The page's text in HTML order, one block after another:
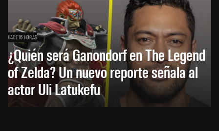
HACE 16 HORAS
¿Quién será Ganondorf en The Legend
of Zelda? Un nuevo reporte señala al
actor Uli Latukefu